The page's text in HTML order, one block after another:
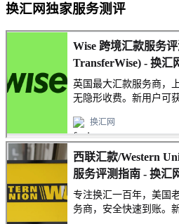
换汇网独家服务测评